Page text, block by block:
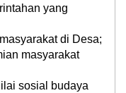
yang
di Desa;
masyarakat
sosial budaya